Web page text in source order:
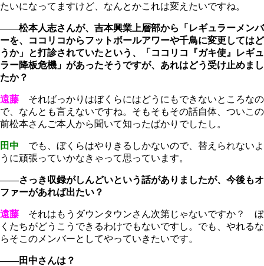
たいになってますけど、なんとかこれは変えたいですね。
――松本人志さんが、吉本興業上層部から「レギュラーメンバ
ーを、ココリコからフットボールアワーや千鳥に変更してはど
うか」と打診されていたという、「ココリコ『ガキ使』レギュ
ラー降板危機」があったそうですが、あれはどう受け止めまし
たか？
遠藤 そればっかりはぼくらにはどうにもできないところなの
で、なんとも言えないですね。そもそもその話自体、ついこの
前松本さんご本人から聞いて知ったばかりでしたし。
田中 でも、ぼくらはやりきるしかないので、替えられないよ
うに頑張っていかなきゃって思っています。
――さっき収録がしんどいという話がありましたが、今後もオ
ファーがあれば出たい？
遠藤 それはもうダウンタウンさん次第じゃないですか？ ぼ
くたちがどうこうできるわけでもないですし。でも、やれるな
らそこのメンバーとしてやっていきたいです。
――田中さんは？